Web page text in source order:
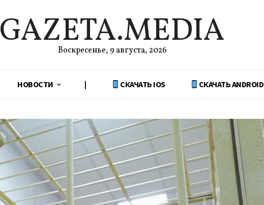
GAZETA.MEDIA
Воскресенье, 9 августа, 2026
НОВОСТИ | СКАЧАТЬ IOS СКАЧАТЬ ANDROID